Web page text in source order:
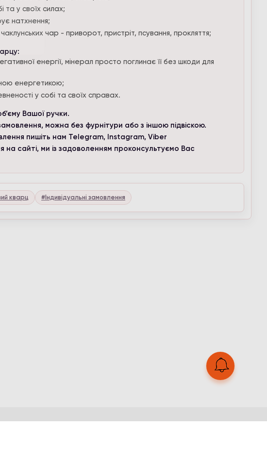
актуальні ціни в
та у своїх силах;
натхнення;
чар - приворот, пристріт, псування, прокляття;
енергії, мінерал просто поглинає її без шкоди для
енергетикою;
у собі та своїх справах.
Вашої ручки.
можна без фурнітури або з іншою підвіскою.
пишіть нам Telegram, Instagram, Viber
на сайті, ми із задоволенням проконсультуємо Вас
кварц #Індивідуальні замовлення